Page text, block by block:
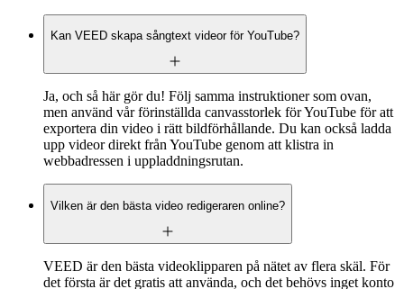
Kan VEED skapa sångtext videor för YouTube?
Ja, och så här gör du! Följ samma instruktioner som ovan,
men använd vår förinställda canvasstorlek för YouTube för att
exportera din video i rätt bildförhållande. Du kan också ladda
upp videor direkt från YouTube genom att klistra in
webbadressen i uppladdningsrutan.
Vilken är den bästa video redigeraren online?
VEED är den bästa videoklipparen på nätet av flera skäl. För
det första är det gratis att använda, och det behövs inget konto